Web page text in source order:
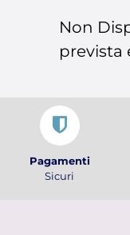
Non
prevista
Pagamenti
Sicuri